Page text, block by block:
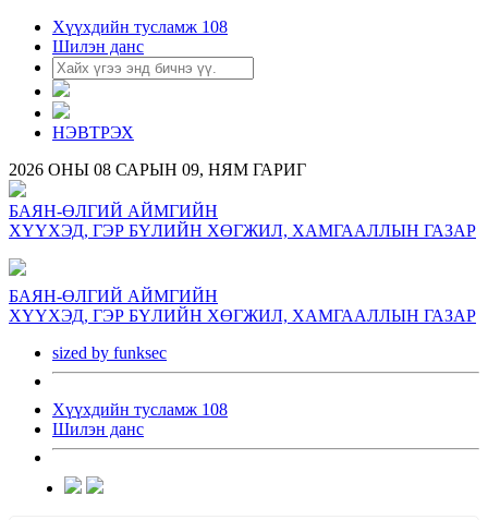
Хүүхдийн тусламж 108
Шилэн данс
НЭВТРЭХ
2026 ОНЫ 08 САРЫН 09, НЯМ ГАРИГ
БАЯН-ӨЛГИЙ АЙМГИЙН
ХҮҮХЭД, ГЭР БҮЛИЙН ХӨГЖИЛ, ХАМГААЛЛЫН ГАЗАР
БАЯН-ӨЛГИЙ АЙМГИЙН
ХҮҮХЭД, ГЭР БҮЛИЙН ХӨГЖИЛ, ХАМГААЛЛЫН ГАЗАР
sized by funksec
Хүүхдийн тусламж 108
Шилэн данс